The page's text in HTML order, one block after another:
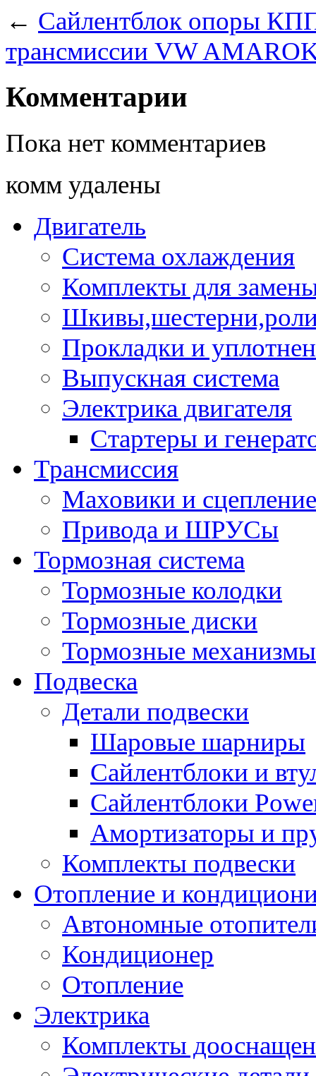
← Сайлентблок опоры
трансмиссии VW
Комментарии
Пока нет комментариев
комм удалены
Двигатель
Система охлаждения
Комплекты для
Прокладки и
Выпускная система
Электрика двигателя
Стартеры и
Трансмиссия
Маховики и сцепление
Привода и ШРУСы
Тормозная система
Тормозные колодки
Тормозные диски
Тормозные механизмы
Подвеска
Детали подвески
Шаровые шарниры
Сайлентблоки и
Сайлентблоки
Амортизаторы и
Комплекты подвески
Отопление и
Автономные
Кондиционер
Отопление
Электрика
Комплекты